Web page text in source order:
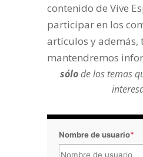
contenido de Vive
participar en los
artículos y además,
mantendremos
sólode los temas
Nombre de usuario*